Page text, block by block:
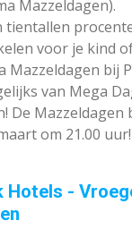
Mazzeldagen).
tientallen
voor je kind
Mazzeldagen bij
van Mega
De Mazzeldagen
om 21.00 uur!
Hotels -